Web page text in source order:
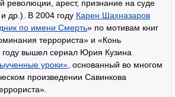
революции, арест, признание на суде
др.). В 2004 году Карен Шахназаров
по имени Смерть» по мотивам книг
террориста» и «Конь
вышел сериал Юрия Кузина
уроки» , основанный во многом
произведении Савинкова